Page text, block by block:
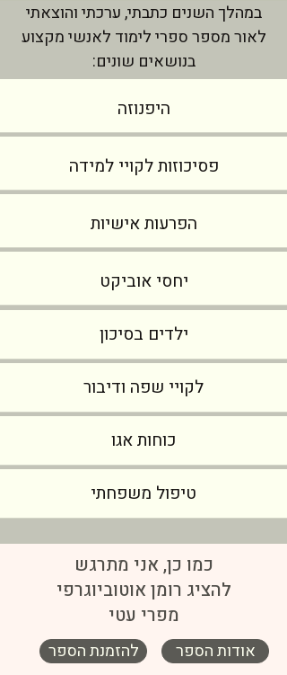
במהלך השנים כתבתי, ערכתי והוצאתי
לאור מספר ספרי לימוד לאנשי מקצוע
בנושאים שונים:
היפנוזה
פסיכוזות לקויי למידה
הפרעות אישיות
יחסי אוביקט
ילדים בסיכון
לקויי שפה ודיבור
כוחות אגו
טיפול משפחתי
כמו כן, אני מתרגש
להציג רומן אוטוביוגרפי
מפרי עטי​​​
אודות הספר להזמנת הספר